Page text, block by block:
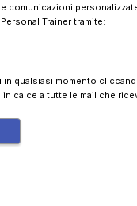
comunicazioni
Trainer tramite:
in qualsiasi momento
calce a tutte le mail che